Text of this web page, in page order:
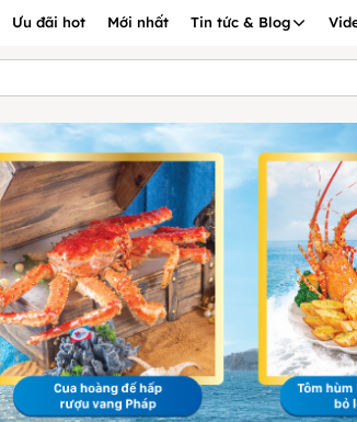
Ưu đãi hot Mới nhất Tin tức & Blog